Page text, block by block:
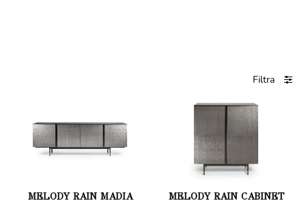
Filtra
MELODY RAIN MADIA MELODY RAIN CABINET